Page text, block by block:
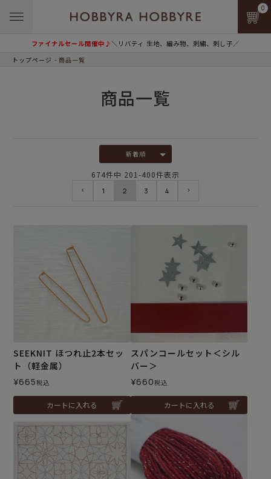
ファイナルセール開催中♪＼リバティ 生地、編み物、刺繍、刺し子／
0
トップページ 商品一覧
商品一覧
新着順
674件中 201 -400件表示
1 2 3 4
SEEKNIT ほつれ止2本セッ
ト（軽金属）
¥665税込
カートに入れる
スパンコールセット＜シル
バー＞
¥660税込
カートに入れる